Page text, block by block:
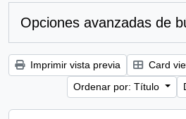
Opciones avanzadas de
Imprimir vista previa Card
Ordenar por: Título